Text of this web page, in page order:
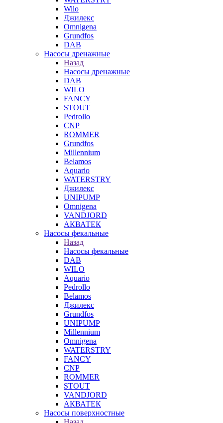
Wilo
Джилекс
Omnigena
Grundfos
DAB
Насосы дренажные
Назад
Насосы дренажные
DAB
WILO
FANCY
STOUT
Pedrollo
CNP
ROMMER
Grundfos
Millennium
Belamos
Aquario
WATERSTRY
Джилекс
UNIPUMP
Omnigena
VANDJORD
АКВАТЕК
Насосы фекальные
Назад
Насосы фекальные
DAB
WILO
Aquario
Pedrollo
Belamos
Джилекс
Grundfos
UNIPUMP
Millennium
Omnigena
WATERSTRY
FANCY
CNP
ROMMER
STOUT
VANDJORD
АКВАТЕК
Насосы поверхностные